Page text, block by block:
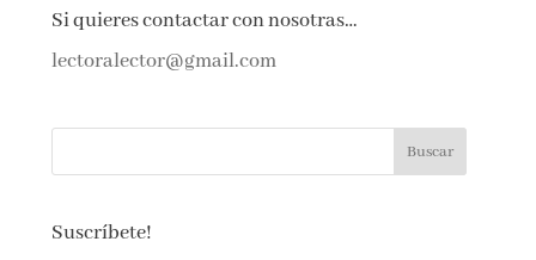
Si quieres contactar con nosotras…
lectoralector@gmail.com
Suscríbete!